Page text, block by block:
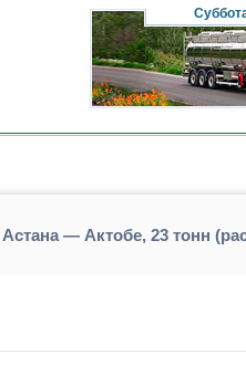
— Актобе, 23 тонн